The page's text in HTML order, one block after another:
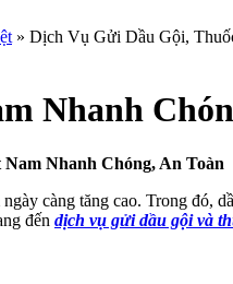
» Dịch Vụ Gửi Dầu Gội,
Nhanh
Nhanh Chóng, An Toàn
càng tăng cao. Trong đó,
đến dịch vụ gửi dầu gội và